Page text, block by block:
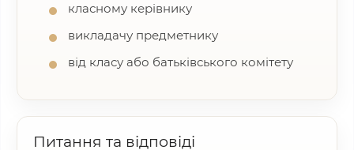
класному керівнику
викладачу предметнику
від класу або батьківського комітету
Питання та відповіді